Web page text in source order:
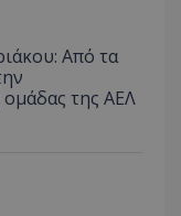
Από τα
ομάδας της ΑΕΛ